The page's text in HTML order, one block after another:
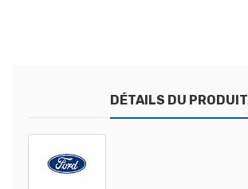
DÉTAILS DU PRODUIT